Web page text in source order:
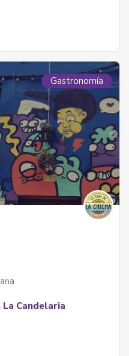
Gastronomía
La Candelaria